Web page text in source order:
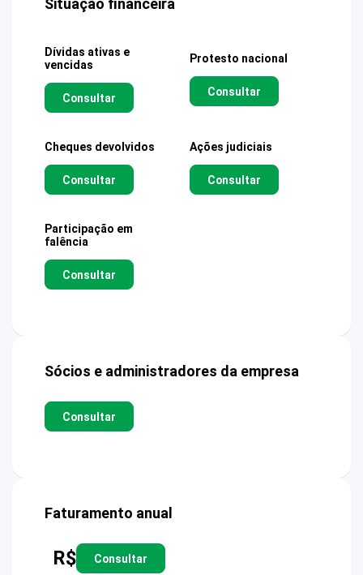
Situação financeira
Dívidas ativas e
vencidas
Consultar
Protesto nacional
Consultar
Cheques devolvidos
Consultar
Ações judiciais
Consultar
Participação em
falência
Consultar
Sócios e administradores da empresa
Consultar
Faturamento anual
R$ Consultar